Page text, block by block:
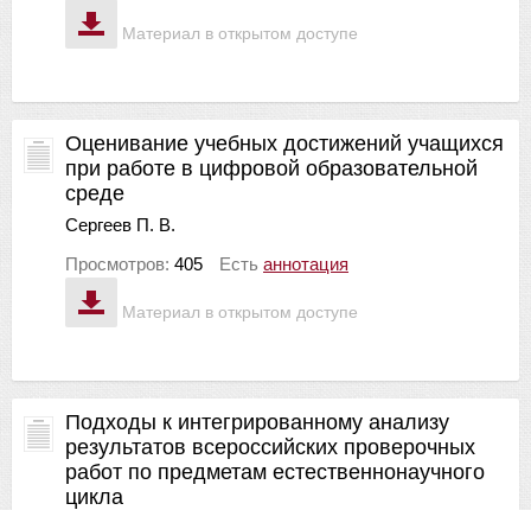
Материал в открытом доступе
Материал в открытом доступе
Оценивание учебных достижений учащихся
при работе в цифровой образовательной
среде
Сергеев П. В.
Просмотров: 405 Есть аннотация
Подходы к интегрированному анализу
результатов всероссийских проверочных
работ по предметам естественнонаучного
цикла